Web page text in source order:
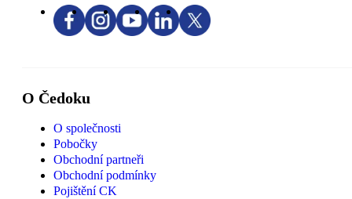
O Čedoku
O společnosti
Pobočky
Obchodní partneři
Obchodní podmínky
Pojištění CK